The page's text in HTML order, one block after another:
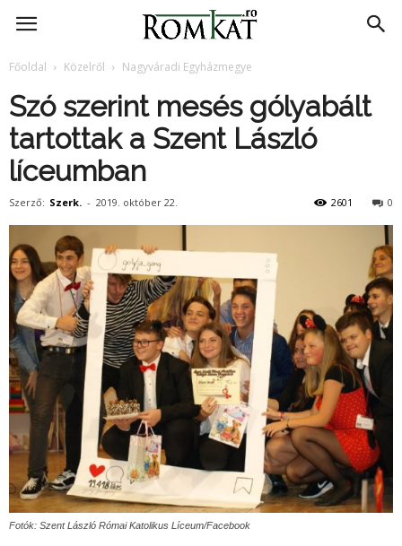
RomKat.ro
Főoldal Közelről Nagyváradi Egyházmegye
Szó szerint mesés gólyabált
tartottak a Szent László
líceumban
Szerző: Szerk. - 2019. október 22. 0
2601
Fotók: Szent László Római Katolikus Líceum/Facebook